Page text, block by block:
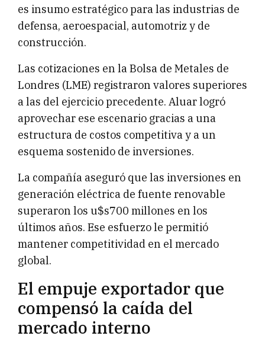
es insumo estratégico para las industrias de
defensa, aeroespacial, automotriz y de
construcción.
Las cotizaciones en la Bolsa de Metales de
Londres (LME) registraron valores superiores
a las del ejercicio precedente. Aluar logró
aprovechar ese escenario gracias a una
estructura de costos competitiva y a un
esquema sostenido de inversiones.
La compañía aseguró que las inversiones en
generación eléctrica de fuente renovable
superaron los u$s700 millones en los
últimos años. Ese esfuerzo le permitió
mantener competitividad en el mercado
global.
El empuje exportador que
compensó la caída del
mercado interno